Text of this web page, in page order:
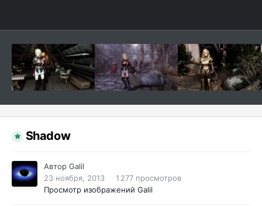
Shadow
Автор Galil
23 ноября, 2013
1 277 просмотров
Просмотр изображений Galil